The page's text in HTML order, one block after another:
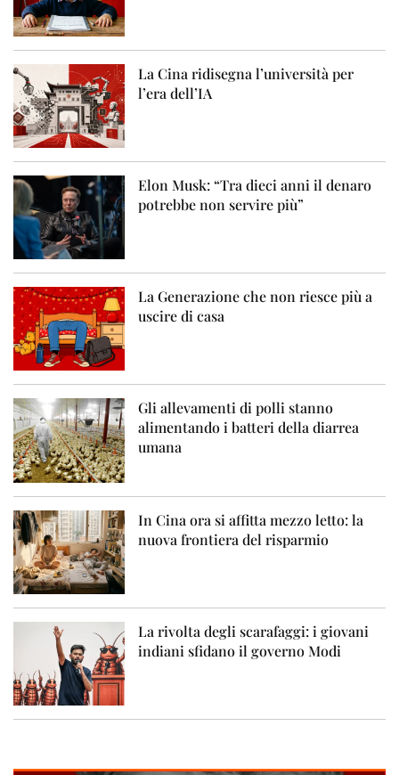
La Cina ridisegna l’università per
l’era dell’IA
Elon Musk: “Tra dieci anni il denaro
potrebbe non servire più”
La Generazione che non riesce più a
uscire di casa
Gli allevamenti di polli stanno
alimentando i batteri della diarrea
umana
In Cina ora si affitta mezzo letto: la
nuova frontiera del risparmio
La rivolta degli scarafaggi: i giovani
indiani sfidano il governo Modi